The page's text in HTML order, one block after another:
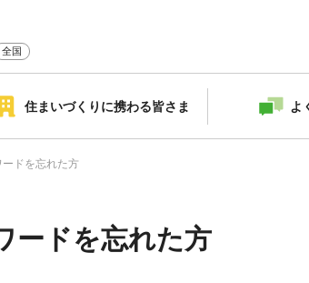
全国
住まいづくりに携わる皆さま よ
ードを忘れた方
ードを忘れた方